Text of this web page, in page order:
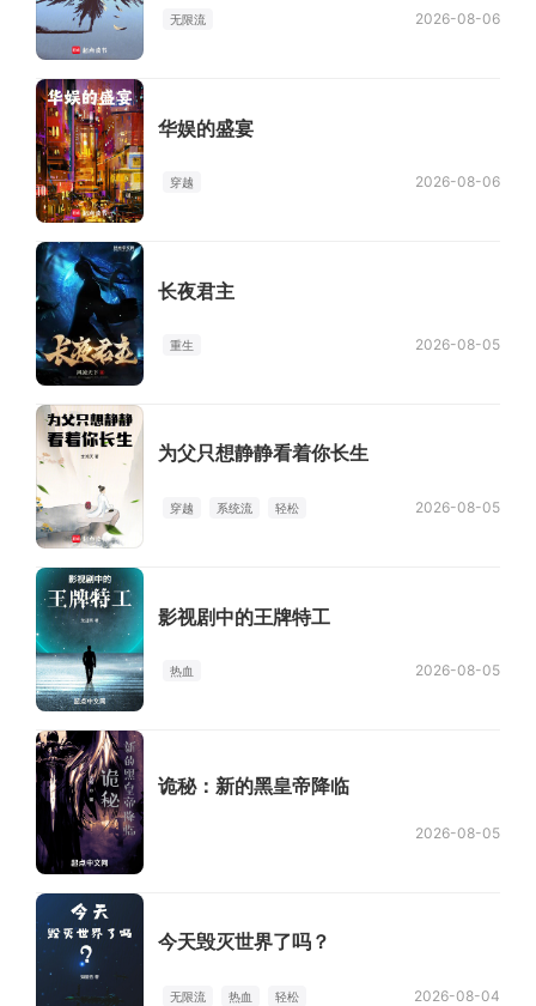
无限流 2026-08-06
华娱的盛宴
穿越 2026-08-06
长夜君主
重生 2026-08-05
为父只想静静看着你长生
穿越 系统流 轻松 2026-08-05
影视剧中的王牌特工
热血 2026-08-05
诡秘：新的黑皇帝降临
2026-08-05
今天毁灭世界了吗？
无限流 热血 轻松 2026-08-04